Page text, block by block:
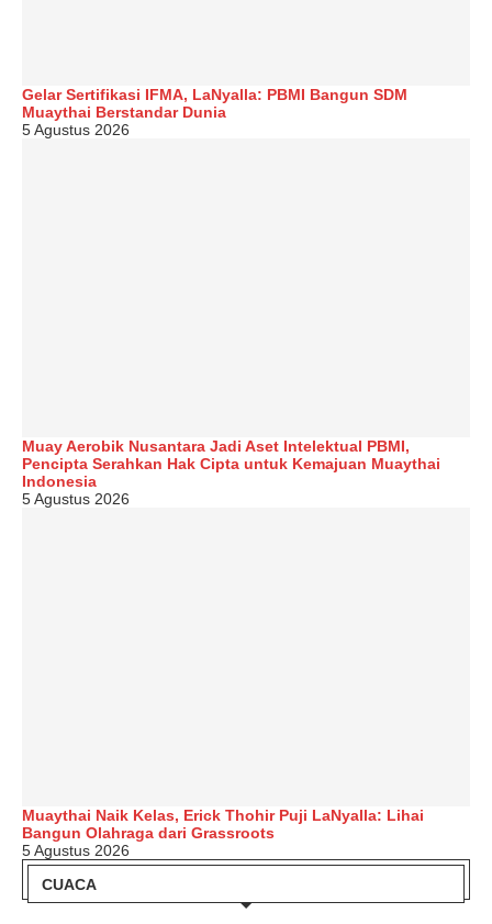
Gelar Sertifikasi IFMA, LaNyalla: PBMI Bangun SDM
Muaythai Berstandar Dunia
5 Agustus 2026
Muay Aerobik Nusantara Jadi Aset Intelektual PBMI,
Pencipta Serahkan Hak Cipta untuk Kemajuan Muaythai
Indonesia
5 Agustus 2026
Muaythai Naik Kelas, Erick Thohir Puji LaNyalla: Lihai
Bangun Olahraga dari Grassroots
5 Agustus 2026
CUACA